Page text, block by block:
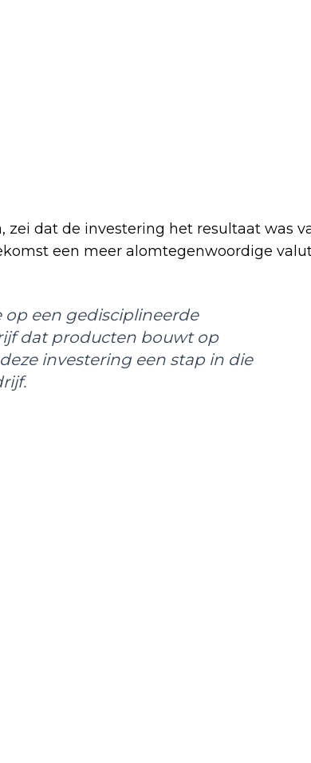
zei dat de investering het resultaat was
een meer alomtegenwoordige
een gedisciplineerde
dat producten bouwt op
investering een stap in die